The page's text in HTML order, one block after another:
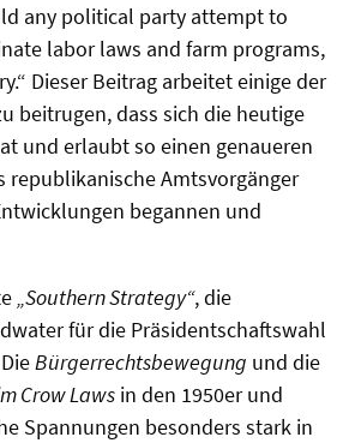
any political party attempt to
labor laws and farm programs,
Dieser Beitrag arbeitet einige der
beitrugen, dass sich die heutige
und erlaubt so einen genaueren
republikanische Amtsvorgänger
begannen und
„Southern Strategy“, die
für die Präsidentschaftswahl
Bürgerrechtsbewegung und die
Crow Laws in den 1950er und
Spannungen besonders stark in